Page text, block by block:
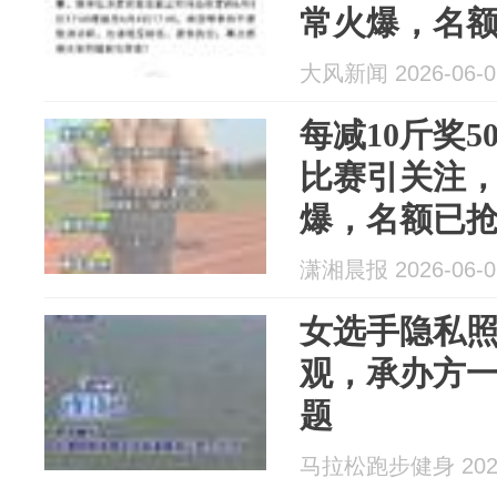
常火爆，名
供专业指导
大风新闻 2026-06-
每减10斤奖
比赛引关注
爆，名额已
潇湘晨报 2026-06-
女选手隐私
观，承办方
题
马拉松跑步健身